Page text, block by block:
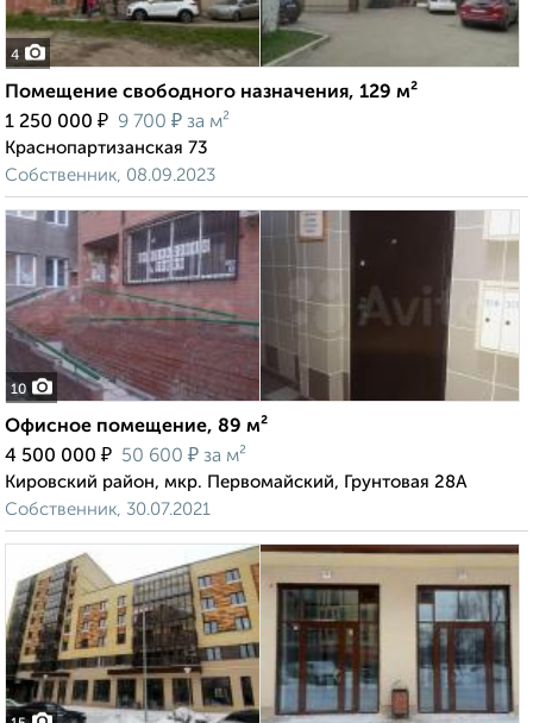
4
Помещение свободного назначения, 129 м²
1 250 000 ₽ 9 700 ₽ за м²
Краснопартизанская 73
Собственник, 08.09.2023
10
Офисное помещение, 89 м²
4 500 000 ₽ 50 600 ₽ за м²
Кировский район, мкр. Первомайский, Грунтовая 28А
Собственник, 30.07.2021